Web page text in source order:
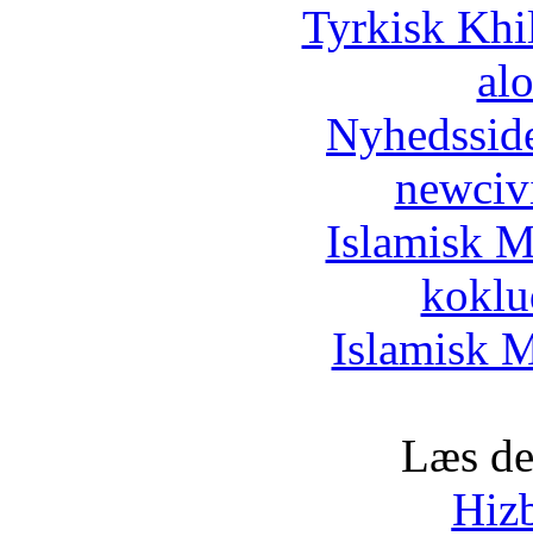
Tyrkisk
Islamisk
Islamisk
Læs